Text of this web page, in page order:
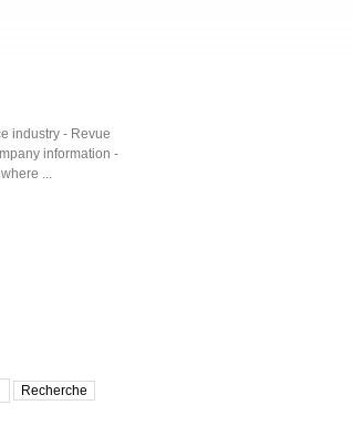
industry - Revue
information -
...